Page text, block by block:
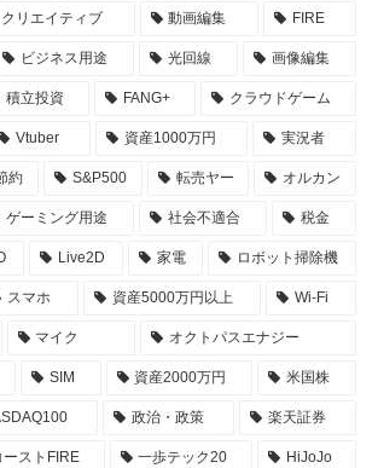
クリエイティブ 動画編集 FIRE
ビジネス用途 光回線 画像編集
積立投資 FANG+ クラウドゲーム
Vtuber 資産1000万円 実況者
約 S&P500 転売ヤー オルカン
ゲーミング用途 社会不適合 税金
Live2D 家電 ロボット掃除機
スマホ 資産5000万円以上 Wi-Fi
マイク オクトパスエナジー
SIM 資産2000万円 米国株
政治・政策 楽天証券
ーストFIRE 一歩テック20 HiJoJo